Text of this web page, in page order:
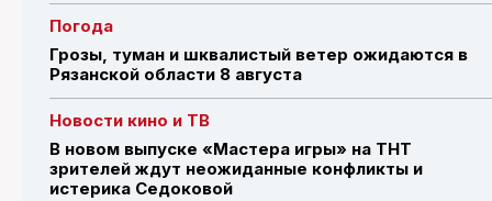
Погода
Грозы, туман и шквалистый ветер ожидаются в
Рязанской области 8 августа
Новости кино и ТВ
В новом выпуске «Мастера игры» на ТНТ
зрителей ждут неожиданные конфликты и
истерика Седоковой